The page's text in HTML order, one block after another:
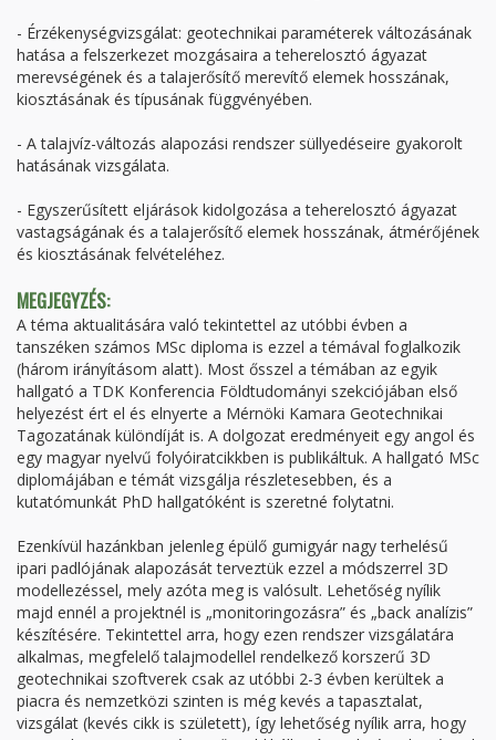
- Érzékenységvizsgálat: geotechnikai paraméterek változásának
hatása a felszerkezet mozgásaira a teherelosztó ágyazat
merevségének és a talajerősítő merevítő elemek hosszának,
kiosztásának és típusának függvényében.
- A talajvíz-változás alapozási rendszer süllyedéseire gyakorolt
hatásának vizsgálata.
- Egyszerűsített eljárások kidolgozása a teherelosztó ágyazat
vastagságának és a talajerősítő elemek hosszának, átmérőjének
és kiosztásának felvételéhez.
MEGJEGYZÉS:
A téma aktualitására való tekintettel az utóbbi évben a
tanszéken számos MSc diploma is ezzel a témával foglalkozik
(három irányításom alatt). Most ősszel a témában az egyik
hallgató a TDK Konferencia Földtudományi szekciójában első
helyezést ért el és elnyerte a Mérnöki Kamara Geotechnikai
Tagozatának különdíját is. A dolgozat eredményeit egy angol és
egy magyar nyelvű folyóiratcikkben is publikáltuk. A hallgató MSc
diplomájában e témát vizsgálja részletesebben, és a
kutatómunkát PhD hallgatóként is szeretné folytatni.
Ezenkívül hazánkban jelenleg épülő gumigyár nagy terhelésű
ipari padlójának alapozását terveztük ezzel a módszerrel 3D
modellezéssel, mely azóta meg is valósult. Lehetőség nyílik
majd ennél a projektnél is „monitoringozásra” és „back analízis”
készítésére. Tekintettel arra, hogy ezen rendszer vizsgálatára
alkalmas, megfelelő talajmodellel rendelkező korszerű 3D
geotechnikai szoftverek csak az utóbbi 2-3 évben kerültek a
piacra és nemzetközi szinten is még kevés a tapasztalat,
vizsgálat (kevés cikk is született), így lehetőség nyílik arra, hogy